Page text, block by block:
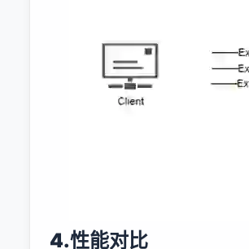
4.性能对比